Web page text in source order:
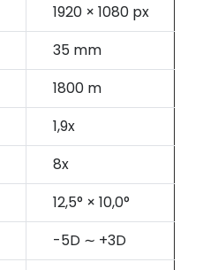
1920 × 1080 px
35 mm
1800 m
1,9x
8x
12,5° × 10,0°
-5D ∼ +3D